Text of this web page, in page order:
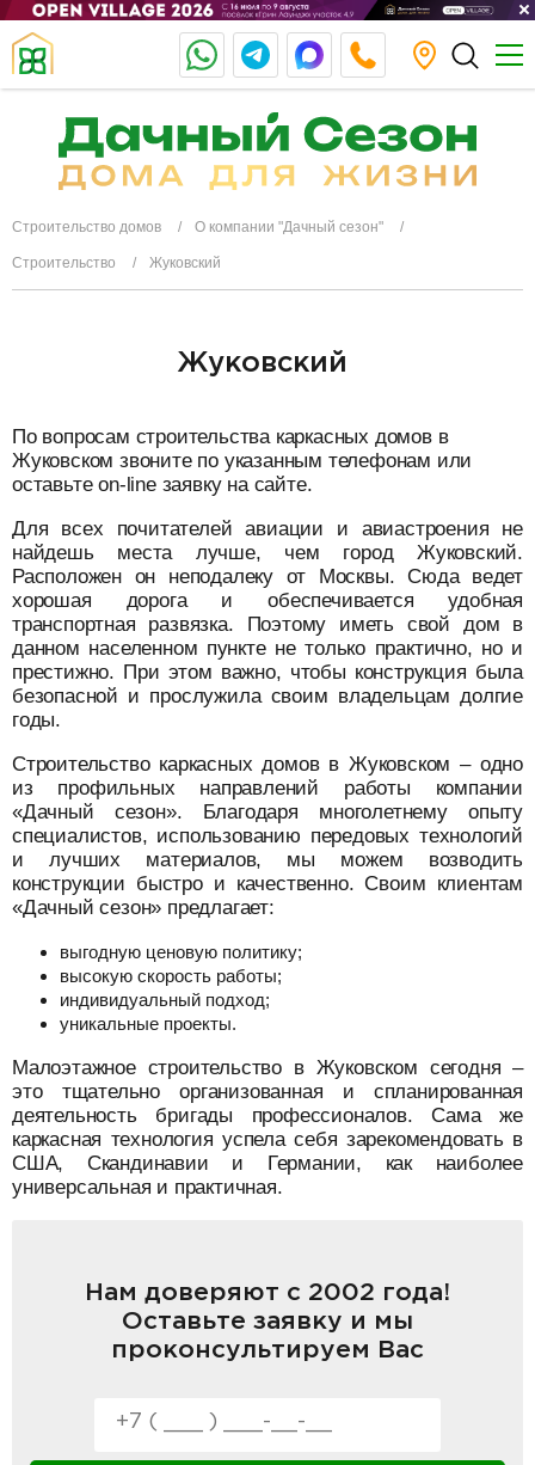
Строительство домов О компании "Дачный сезон"
Строительство Жуковский
Жуковский
По вопросам строительства каркасных домов в
Жуковском звоните по указанным телефонам или
оставьте on-line заявку на сайте.
Для всех почитателей авиации и авиастроения не
найдешь места лучше, чем город Жуковский.
Расположен он неподалеку от Москвы. Сюда ведет
хорошая дорога и обеспечивается удобная
транспортная развязка. Поэтому иметь свой дом в
данном населенном пункте не только практично, но и
престижно. При этом важно, чтобы конструкция была
безопасной и прослужила своим владельцам долгие
годы.
Строительство каркасных домов в Жуковском – одно
из профильных направлений работы компании
«Дачный сезон». Благодаря многолетнему опыту
специалистов, использованию передовых технологий
и лучших материалов, мы можем возводить
конструкции быстро и качественно. Своим клиентам
«Дачный сезон» предлагает:
выгодную ценовую политику;
высокую скорость работы;
индивидуальный подход;
уникальные проекты.
Малоэтажное строительство в Жуковском сегодня –
это тщательно организованная и спланированная
деятельность бригады профессионалов. Сама же
каркасная технология успела себя зарекомендовать в
США, Скандинавии и Германии, как наиболее
универсальная и практичная.
Нам доверяют с 2002 года!
Оставьте заявку и мы
проконсультируем Вас